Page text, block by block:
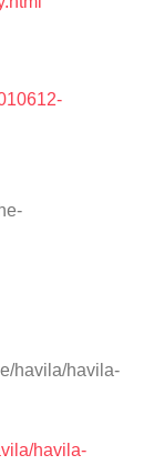
havila/havila-
havila-